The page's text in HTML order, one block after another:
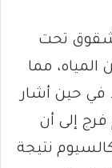
تحت
مما
في حين أشار
فرج إلى أن
نتيجة